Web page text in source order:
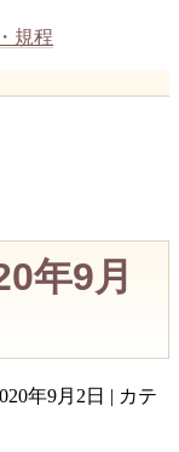
規程
年9月
年9月2日
カテ